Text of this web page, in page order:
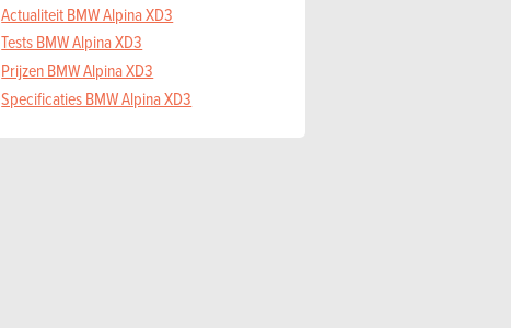
Actualiteit BMW Alpina XD3
Tests BMW Alpina XD3
Prijzen BMW Alpina XD3
Specificaties BMW Alpina XD3